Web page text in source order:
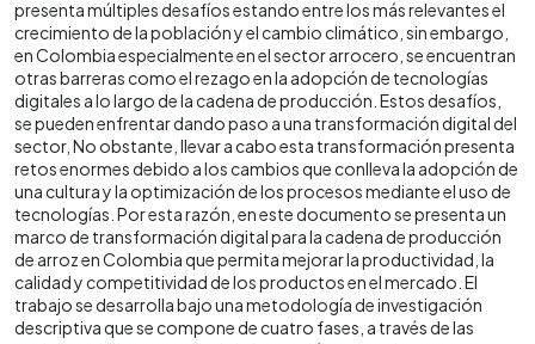
presenta múltiples desafíos estando entre los más relevantes el
crecimiento de la población y el cambio climático, sin embargo,
en Colombia especialmente en el sector arrocero, se encuentran
otras barreras como el rezago en la adopción de tecnologías
digitales a lo largo de la cadena de producción. Estos desafíos,
se pueden enfrentar dando paso a una transformación digital del
sector, No obstante, llevar a cabo esta transformación presenta
retos enormes debido a los cambios que conlleva la adopción de
una cultura y la optimización de los procesos mediante el uso de
tecnologías. Por esta razón, en este documento se presenta un
marco de transformación digital para la cadena de producción
de arroz en Colombia que permita mejorar la productividad, la
calidad y competitividad de los productos en el mercado. El
trabajo se desarrolla bajo una metodología de investigación
descriptiva que se compone de cuatro fases, a través de las